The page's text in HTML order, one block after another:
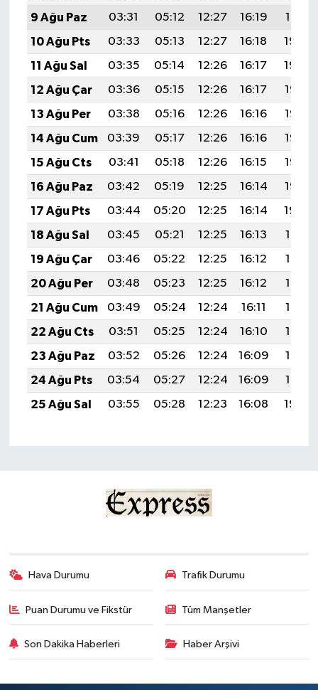
9 Ağu Paz
03:31 05:12 12:27 16:19
19:31
10 Ağu Pts
03:33 05:13 12:27 16:18
19:30
11 Ağu Sal
03:35 05:14 12:26 16:17
19:29
12 Ağu Çar
03:36 05:15 12:26 16:17
19:27
13 Ağu Per
03:38 05:16 12:26 16:16
19:26
14 Ağu Cum
03:39 05:17 12:26 16:16
19:25
15 Ağu Cts
03:41 05:18 12:26 16:15
19:23
16 Ağu Paz
03:42 05:19 12:25 16:14
19:22
17 Ağu Pts
03:44 05:20 12:25 16:14
19:20
18 Ağu Sal
03:45 05:21 12:25 16:13
19:19
19 Ağu Çar
03:46 05:22 12:25 16:12
19:17
20 Ağu Per
03:48 05:23 12:25 16:12
19:16
21 Ağu Cum
03:49 05:24 12:24 16:11
19:15
22 Ağu Cts
03:51 05:25 12:24 16:10
19:13
23 Ağu Paz
03:52 05:26 12:24 16:09
19:12
24 Ağu Pts
03:54 05:27 12:24 16:09
19:10
25 Ağu Sal
03:55 05:28 12:23 16:08 19:08
Hava Durumu Trafik Durumu
Puan Durumu ve Fikstür Tüm Manşetler
Son Dakika Haberleri Haber Arşivi